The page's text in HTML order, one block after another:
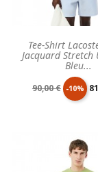
Tee-Shirt
Jacquard Stretch
Bleu...
Prix
90,00 € -10%